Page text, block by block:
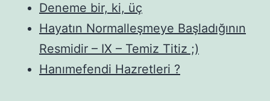
Deneme bir, ki, üç
Hayatın Normalleşmeye Başladığının
Resmidir – IX – Temiz Titiz ;)
Hanımefendi Hazretleri ?